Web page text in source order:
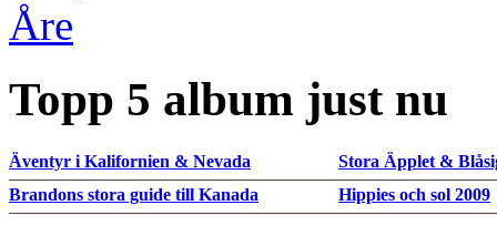
Åre
Topp 5 album just nu
Äventyr i Kalifornien & Nevada
Stora Äpplet &
Brandons stora guide till Kanada
Hippies och sol 2009